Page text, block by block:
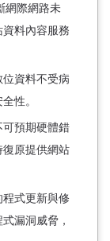
網際網路未
料內容服務
資料不受病
性。
預期硬體錯
原提供網站
式更新與修
漏洞威脅，